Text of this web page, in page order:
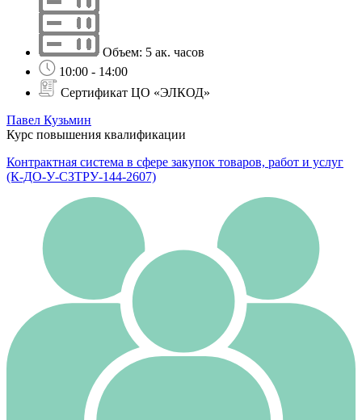
Объем: 5 ак. часов
10:00 - 14:00
Сертификат ЦО «ЭЛКОД»
Павел Кузьмин
Курс повышения квалификации
Контрактная система в сфере закупок товаров, работ и услуг
(К-ДО-У-СЗТРУ-144-2607)